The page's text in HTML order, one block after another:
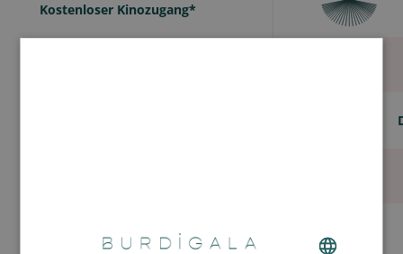
Kostenloser Kinozugang*